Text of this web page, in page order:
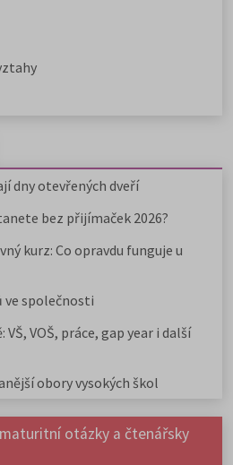
dny otevřených dveří
bez přijímaček 2026?
kurz: Co opravdu funguje u
ve společnosti
VOŠ, práce, gap year i další
obory vysokých škol
otázky a čtenářsky